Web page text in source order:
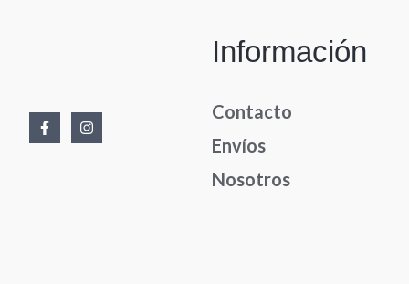
Información
Contacto
Envíos
Nosotros